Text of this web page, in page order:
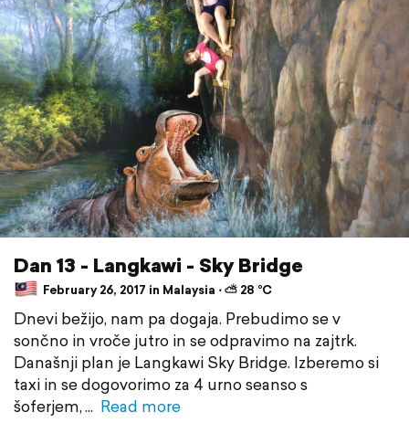
Dan 13 - Langkawi - Sky Bridge
February 26, 2017 in Malaysia ⋅ ⛅ 28 °C
Dnevi bežijo, nam pa dogaja. Prebudimo se v
sončno in vroče jutro in se odpravimo na zajtrk.
Današnji plan je Langkawi Sky Bridge. Izberemo si
taxi in se dogovorimo za 4 urno seanso s
šoferjem,
Read more